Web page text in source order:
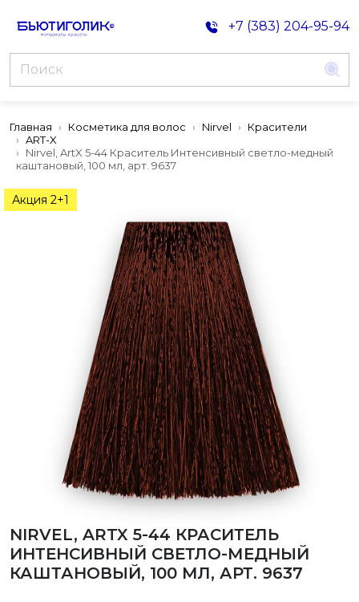
+7 (383) 204-95-94
Главная Косметика для волос Nirvel
Красители
ART-X
Nirvel, ArtX 5-44 Краситель Интенсивный светло-медный
каштановый, 100 мл, арт. 9637
Акция 2+1
NIRVEL, ARTX 5-44 КРАСИТЕЛЬ
ИНТЕНСИВНЫЙ СВЕТЛО-МЕДНЫЙ
КАШТАНОВЫЙ, 100 МЛ, АРТ. 9637